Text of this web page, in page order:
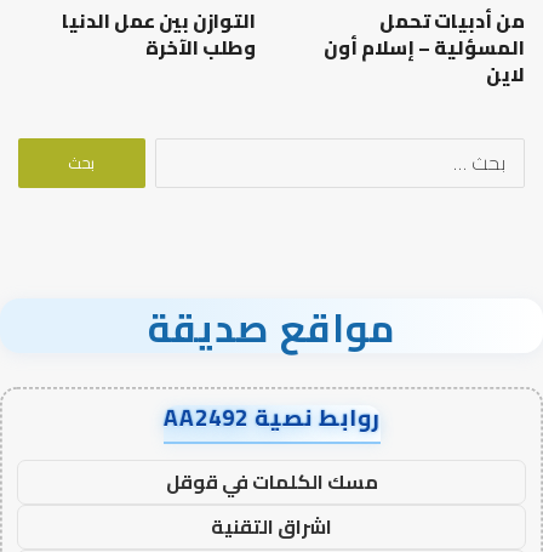
من أدبيات تحمل
المسؤلية – إسلام أون
لاين
التوازن بين عمل الدنيا
وطلب الآخرة
البحث
مواقع صديقة
روابط نصية AA2492
مسك الكلمات في قوقل
اشراق التقنية